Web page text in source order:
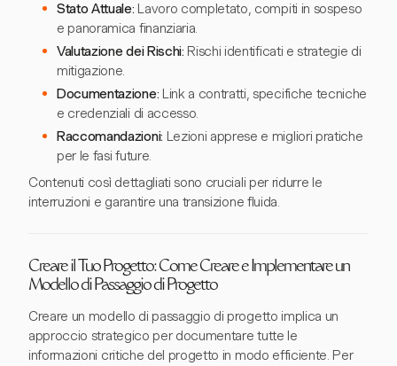
Stato Attuale: Lavoro completato, compiti in sospeso
e panoramica finanziaria.
Valutazione dei Rischi: Rischi identificati e strategie di
mitigazione.
Documentazione: Link a contratti, specifiche tecniche
e credenziali di accesso.
Raccomandazioni: Lezioni apprese e migliori pratiche
per le fasi future.
Contenuti così dettagliati sono cruciali per ridurre le
interruzioni e garantire una transizione fluida.
Creare il Tuo Progetto: Come Creare e Implementare un
Modello di Passaggio di Progetto
Creare un modello di passaggio di progetto implica un
approccio strategico per documentare tutte le
informazioni critiche del progetto in modo efficiente. Per